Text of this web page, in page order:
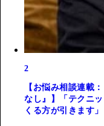
2
【お悩み相談連載
なし』】「テクニ
くる方が引きます」